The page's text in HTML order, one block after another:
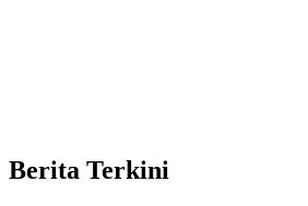
Berita Terkini